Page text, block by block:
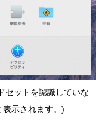
セットを認識していな
表示されます。)